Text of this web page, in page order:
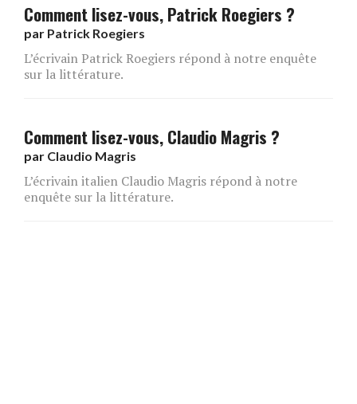
Comment lisez-vous, Patrick Roegiers ?
par Patrick Roegiers
L’écrivain Patrick Roegiers répond à notre enquête
sur la littérature.
Comment lisez-vous, Claudio Magris ?
par Claudio Magris
L’écrivain italien Claudio Magris répond à notre
enquête sur la littérature.